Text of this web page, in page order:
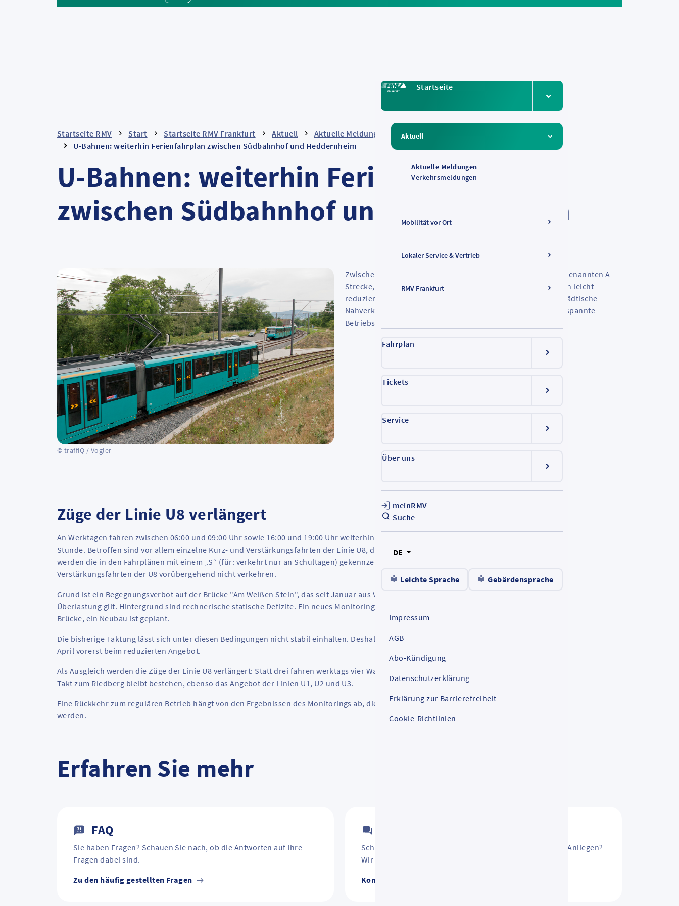
Startseite
Aktuell
Aktuelle Meldungen
Verkehrsmeldungen
Mobilität vor Ort
Lokaler Service & Vertrieb
RMV Frankfurt
Fahrplan
Menüeintrag ein-/ausklappen
Tickets
Menüeintrag ein-/ausklappen
Service
Menüeintrag ein-/ausklappen
Über uns
Menüeintrag ein-/ausklappen
meinRMV
Suche
DE
Leichte Sprache Gebärdensprache
Impressum
AGB
Abo-Kündigung
Datenschutzerklärung
Erklärung zur Barrierefreiheit
Cookie-Richtlinien
Startseite RMV Start Startseite RMV Frankfurt Aktuell
Aktuelle Meldungen
U-Bahnen: weiterhin Ferienfahrplan zwischen Südbahnhof und Heddernheim
U-Bahnen: weiterhin Ferienfahrplan
zwischen Südbahnhof und Heddernheim
© traffiQ / Vogler
Zwischen Frankfurter Südbahnhof und Heddernheim, der sogenannten A-
Strecke, bleibt das U-Bahn-Angebot auch nach den Osterferien leicht
reduziert. Die Verkehrsgesellschaft Frankfurt (VGF) und die städtische
Nahverkehrsgesellschaft traffiQ reagieren damit auf die angespannte
Betriebssituation auf der zentralen Nord-Süd-Verbindung.
Züge der Linie U8 verlängert
An Werktagen fahren zwischen 06:00 und 09:00 Uhr sowie 16:00 und 19:00 Uhr weiterhin 20 statt 24 Züge pro
Stunde. Betroffen sind vor allem einzelne Kurz- und Verstärkungsfahrten der Linie U8, die entfallen. Konkret
werden die in den Fahrplänen mit einem „S“ (für: verkehrt nur an Schultagen) gekennzeichneten
Verstärkungsfahrten der U8 vorübergehend nicht verkehren.
Grund ist ein Begegnungsverbot auf der Brücke "Am Weißen Stein", das seit Januar aus Vorsorge vor
Überlastung gilt. Hintergrund sind rechnerische statische Defizite. Ein neues Monitoringsystem überwacht die
Brücke, ein Neubau ist geplant.
Die bisherige Taktung lässt sich unter diesen Bedingungen nicht stabil einhalten. Deshalb bleibt es ab dem 13.
April vorerst beim reduzierten Angebot.
Als Ausgleich werden die Züge der Linie U8 verlängert: Statt drei fahren werktags vier Wagen. Der 15-Minuten-
Takt zum Riedberg bleibt bestehen, ebenso das Angebot der Linien U1, U2 und U3.
Eine Rückkehr zum regulären Betrieb hängt von den Ergebnissen des Monitorings ab, die im Sommer erwartet
werden.
Erfahren Sie mehr
FAQ
Sie haben Fragen? Schauen Sie nach, ob die Antworten auf Ihre
Fragen dabei sind.
Zu den häufig gestellten Fragen
Schirm vergessen? JahresAbo ändern? Oder ein anderes Anliegen?
Wir helfen weiter.
Kontakt zum RMV